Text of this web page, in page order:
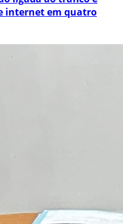
internet em quatro